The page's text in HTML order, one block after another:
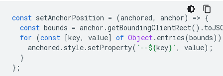
const setAnchorPosition = (anchored, anchor) => {
const bounds = anchor .getBoundingClientRect().
for (const [key, value] of Object . entries(bounds))
anchored . style. setProperty( `--${key} ` , value);
}
};